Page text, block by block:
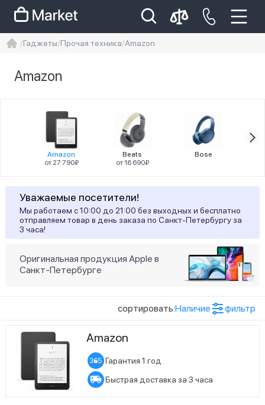
Iphone 14 pro max
Гаджеты Прочая техника Amazon
Amazon
Amazon
от 27 790₽
Beats
от 16 690₽
Bose
Уважаемые посетители!
Мы работаем с 10:00 до 21:00 без выходных и бесплатно
отправляем товар в день заказа по Санкт-Петербургу за
3 часа!
Оригинальная продукция Apple в
Санкт-Петербурге
сортировать:Наличие фильтр
Статус наличия
Ожидается поступление
Amazon
Гарантия 1 год
Быстрая доставка за 3 часа